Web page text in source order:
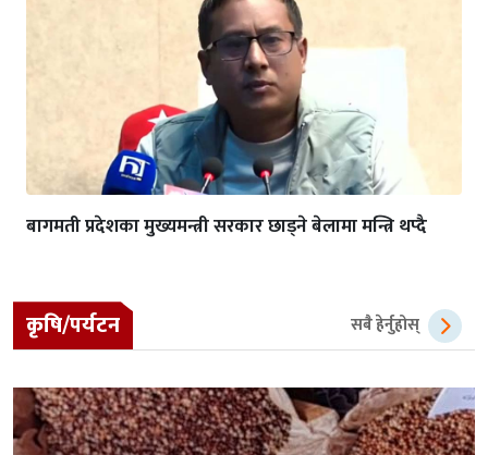
बागमती प्रदेशका मुख्यमन्त्री सरकार छाड्ने बेलामा मन्त्रि थप्दै
कृषि/पर्यटन सबै हेर्नुहोस्